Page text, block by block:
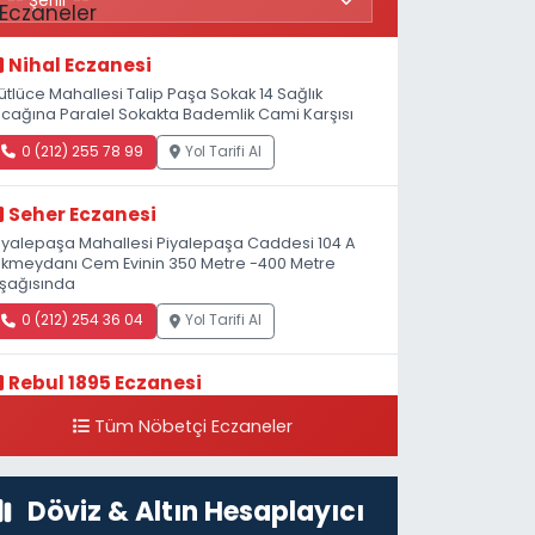
Nihal Eczanesi
Mahallesi Talip Paşa Sokak 14 Sağlık
Paralel Sokakta Bademlik Cami Karşısı
0 (212) 255 78 99 Yol Tarifi Al
Seher Eczanesi
Mahallesi Piyalepaşa Caddesi 104 A
Cem Evinin 350 Metre -400 Metre
0 (212) 254 36 04 Yol Tarifi Al
Rebul 1895 Eczanesi
Sokak, 3B Akbank Sanat karşısı, Fransız
Çaprazı
Tüm Nöbetçi Eczaneler
Döviz & Altın Hesaplayıcı